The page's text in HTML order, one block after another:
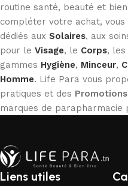
routine santé, beauté et
compléter votre achat,
dédiés aux Solaires, aux
pour le Visage, le Corps, les
gammes Hygiène, Minceur,
Homme. Life Para vous
pratiques et des Promotions
marques de
Liens utiles